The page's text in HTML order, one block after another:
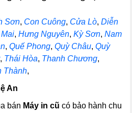
Sơn, Con Cuông, Cửa Lò,Diễn
,Hưng Nguyên,Kỳ Sơn,Nam
,Quế Phong,Quỳ Châu,Quỳ
, Thái Hòa, Thanh Chương,
Thành,
An
bán Máy in cũcó bảo hành chu